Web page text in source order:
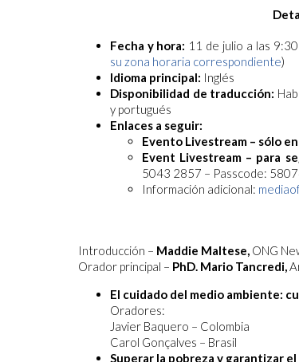
Fecha y hora: 11 de julio a las 9:30
su zona horaria correspondiente)
Idioma principal: Inglés
Disponibilidad de traducción:
y portugués
Enlaces a seguir:
Evento Livestream – sólo
Event Livestream – para
5043 2857 – Passcode:
Información adicional:
Introducción – Maddie Maltese,ONG
Orador principal – PhD. Mario Tancredi,
El cuidado del medio ambiente:
Oradores:
Javier Baquero – Colombia
Carol Gonçalves – Brasil
Superar la pobreza y garantizar